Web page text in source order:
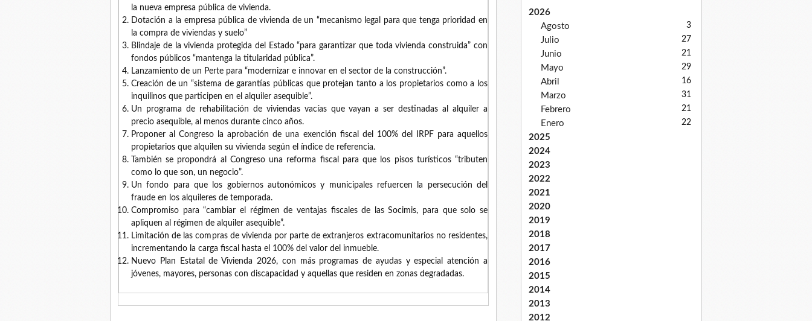
la nueva empresa pública de vivienda.
Dotación a la empresa pública de vivienda de un “mecanismo legal para que tenga prioridad en
la compra de viviendas y suelo”
Blindaje de la vivienda protegida del Estado “para garantizar que toda vivienda construida” con
fondos públicos “mantenga la titularidad pública”.
Lanzamiento de un Perte para “modernizar e innovar en el sector de la construcción”.
Creación de un “sistema de garantías públicas que protejan tanto a los propietarios como a los
inquilinos que participen en el alquiler asequible”.
Un programa de rehabilitación de viviendas vacías que vayan a ser destinadas al alquiler a
precio asequible, al menos durante cinco años.
Proponer al Congreso la aprobación de una exención fiscal del 100% del IRPF para aquellos
propietarios que alquilen su vivienda según el índice de referencia.
También se propondrá al Congreso una reforma fiscal para que los pisos turísticos “tributen
como lo que son, un negocio”.
Un fondo para que los gobiernos autonómicos y municipales refuercen la persecución del
fraude en los alquileres de temporada.
Compromiso para “cambiar el régimen de ventajas fiscales de las Socimis, para que solo se
apliquen al régimen de alquiler asequible”.
Limitación de las compras de vivienda por parte de extranjeros extracomunitarios no residentes,
incrementando la carga fiscal hasta el 100% del valor del inmueble.
Nuevo Plan Estatal de Vivienda 2026, con más programas de ayudas y especial atención a
jóvenes, mayores, personas con discapacidad y aquellas que residen en zonas degradadas.
2026
Agosto
3
Julio 27
Junio 21
Mayo 29
Abril 16
Marzo 31
Febrero 21
Enero 22
2025
2024
2023
2022
2021
2020
2019
2018
2017
2016
2015
2014
2013
2012